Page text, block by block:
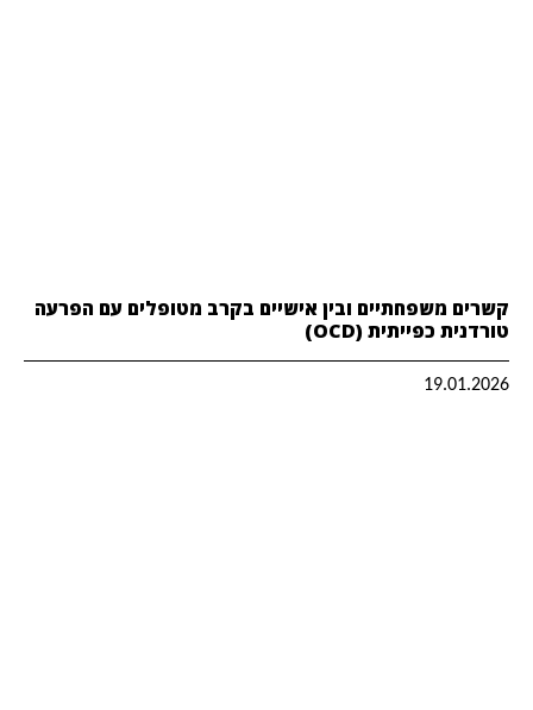
קשרים משפחתיים ובין אישיים בקרב מטופלים עם הפרעה
טורדנית כפייתית (OCD)
19.01.2026